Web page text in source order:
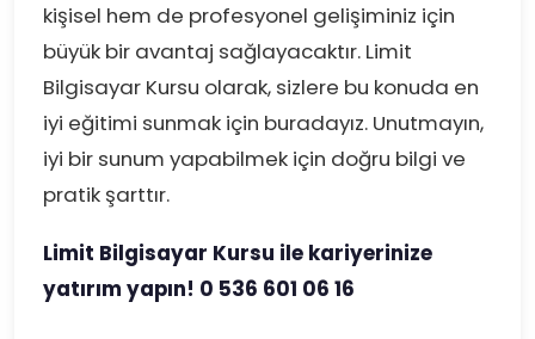
kişisel hem de profesyonel gelişiminiz için
büyük bir avantaj sağlayacaktır. Limit
Bilgisayar Kursu olarak, sizlere bu konuda en
iyi eğitimi sunmak için buradayız. Unutmayın,
iyi bir sunum yapabilmek için doğru bilgi ve
pratik şarttır.
Limit Bilgisayar Kursu ile kariyerinize
yatırım yapın! 0 536 601 06 16